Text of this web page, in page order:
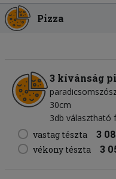
Pizza
3 kívánság
30cm
3db választható
vastag tészta
3
vékony tészta 3